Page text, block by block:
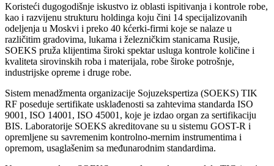
Koristeći dugogodišnje iskustvo iz oblasti ispitivanja i kontrole robe,
kao i razvijenu strukturu holdinga koju čini 14 specijalizovanih
odeljenja u Moskvi i preko 40 kćerki-firmi koje se nalaze u
različitim gradovima, lukama i železničkim stanicama Rusije,
SOEKS pruža klijentima široki spektar usluga kontrole količine i
kvaliteta sirovinskih roba i materijala, robe široke potrošnje,
industrijske opreme i druge robe.
Sistem menadžmenta organizacije Sojuzekspertiza (SOEKS) TIK
RF poseduje sertifikate usklađenosti sa zahtevima standarda ISO
9001, ISO 14001, ISO 45001, koje je izdao organ za sertifikaciju
BIS. Laboratorije SOEKS akreditovane su u sistemu GOST-R i
opremljene su savremenim kontrolno-mernim instrumentima i
opremom, usaglašenim sa međunarodnim standardima.